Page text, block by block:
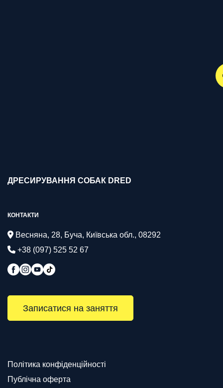
ДРЕСИРУВАННЯ СОБАК DRED
КОНТАКТИ
Весняна, 28, Буча, Київська обл., 08292
+38 (097) 525 52 67
Записатися на заняття
Політика конфіденційності
Публічна оферта